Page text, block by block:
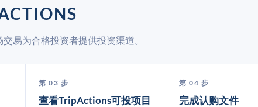
易为合格投资者提供投资渠道。
第 03 步
查看TripActions可投项目
第 04 步
完成认购文件